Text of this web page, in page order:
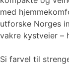
med
utforske Norges
vakre kystveier –
Si farvel til